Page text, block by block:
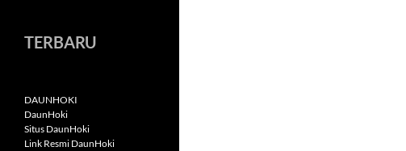
TERBARU
DAUNHOKI
DaunHoki
Situs DaunHoki
Link Resmi DaunHoki